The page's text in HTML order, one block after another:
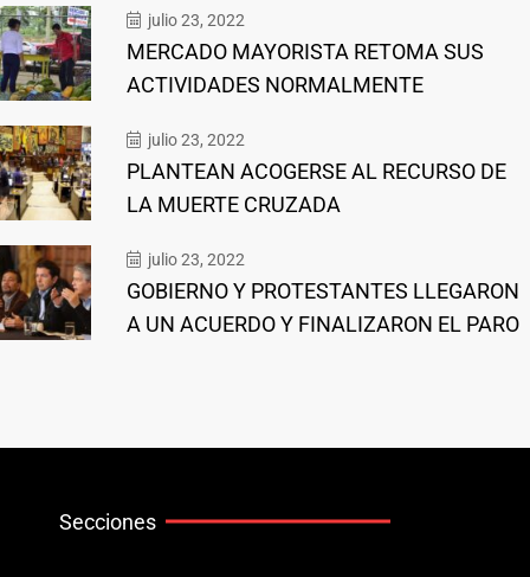
julio 23, 2022
MERCADO MAYORISTA RETOMA SUS
ACTIVIDADES NORMALMENTE
julio 23, 2022
PLANTEAN ACOGERSE AL RECURSO DE
LA MUERTE CRUZADA
julio 23, 2022
GOBIERNO Y PROTESTANTES LLEGARON
A UN ACUERDO Y FINALIZARON EL PARO
Secciones